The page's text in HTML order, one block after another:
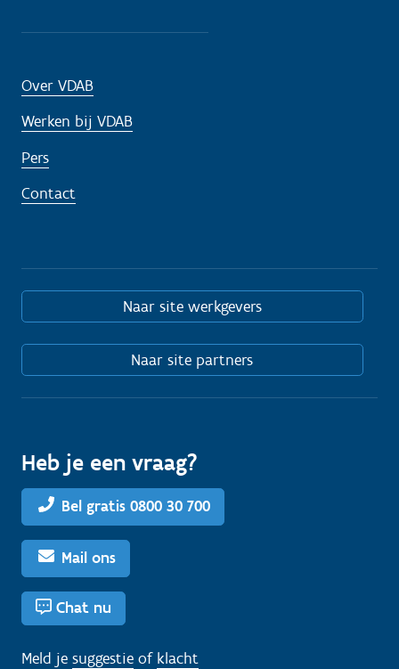
Over VDAB
Werken bij VDAB
Pers
Contact
Naar site werkgevers
Naar site partners
Heb je een vraag?
Bel gratis 0800 30 700
Mail ons
Chat nu
Meld je suggestie of klacht